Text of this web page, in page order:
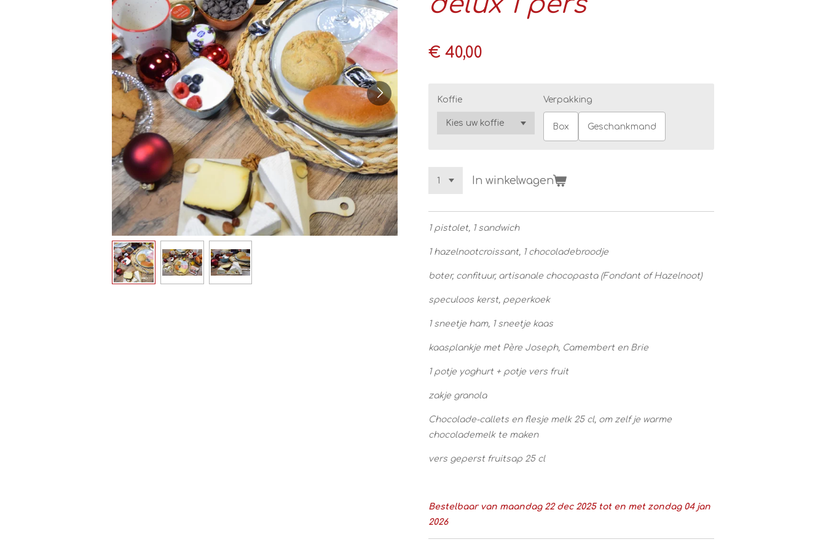
€ 40,00
Koffie Verpakking
Box Geschankmand
In winkelwagen
1 pistolet, 1 sandwich
1 hazelnootcroissant, 1 chocoladebroodje
boter, confituur, artisanale chocopasta (Fondant of Hazelnoot)
speculoos kerst, peperkoek
1 sneetje ham, 1 sneetje kaas
kaasplankje met Père Joseph, Camembert en Brie
1 potje yoghurt + potje vers fruit
zakje granola
Chocolade-callets en flesje melk 25 cl, om zelf je warme
chocolademelk te maken
vers geperst fruitsap 25 cl
Bestelbaar van maandag 22 dec 2025 tot en met zondag 04 jan
2026